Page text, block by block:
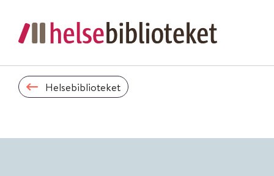
Helsebiblioteket